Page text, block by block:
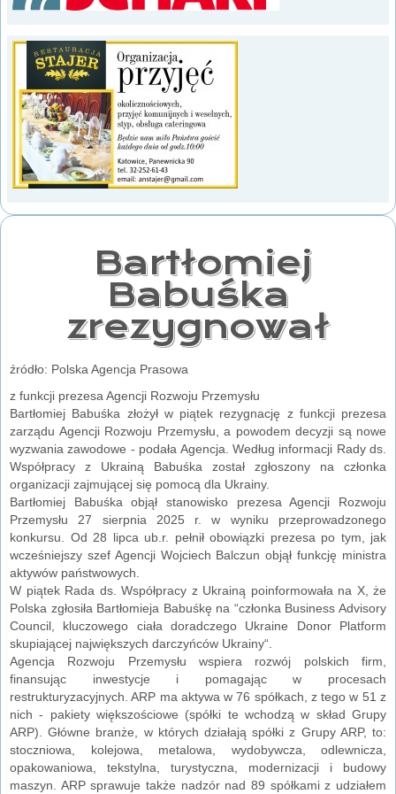
Bartłomiej
Babuśka
zrezygnował
źródło: Polska Agencja Prasowa
z funkcji prezesa Agencji Rozwoju Przemysłu
Bartłomiej Babuśka złożył w piątek rezygnację z funkcji prezesa
zarządu Agencji Rozwoju Przemysłu, a powodem decyzji są nowe
wyzwania zawodowe - podała Agencja. Według informacji Rady ds.
Współpracy z Ukrainą Babuśka został zgłoszony na członka
organizacji zajmującej się pomocą dla Ukrainy.
Bartłomiej Babuśka objął stanowisko prezesa Agencji Rozwoju
Przemysłu 27 sierpnia 2025 r. w wyniku przeprowadzonego
konkursu. Od 28 lipca ub.r. pełnił obowiązki prezesa po tym, jak
wcześniejszy szef Agencji Wojciech Balczun objął funkcję ministra
aktywów państwowych.
W piątek Rada ds. Współpracy z Ukrainą poinformowała na X, że
Polska zgłosiła Bartłomieja Babuśkę na “członka Business Advisory
Council, kluczowego ciała doradczego Ukraine Donor Platform
skupiającej największych darczyńców Ukrainy“.
Agencja Rozwoju Przemysłu wspiera rozwój polskich firm,
finansując inwestycje i pomagając w procesach
restrukturyzacyjnych. ARP ma aktywa w 76 spółkach, z tego w 51 z
nich - pakiety większościowe (spółki te wchodzą w skład Grupy
ARP). Główne branże, w których działają spółki z Grupy ARP, to:
stoczniowa, kolejowa, metalowa, wydobywcza, odlewnicza,
opakowaniowa, tekstylna, turystyczna, modernizacji i budowy
maszyn. ARP sprawuje także nadzór nad 89 spółkami z udziałem